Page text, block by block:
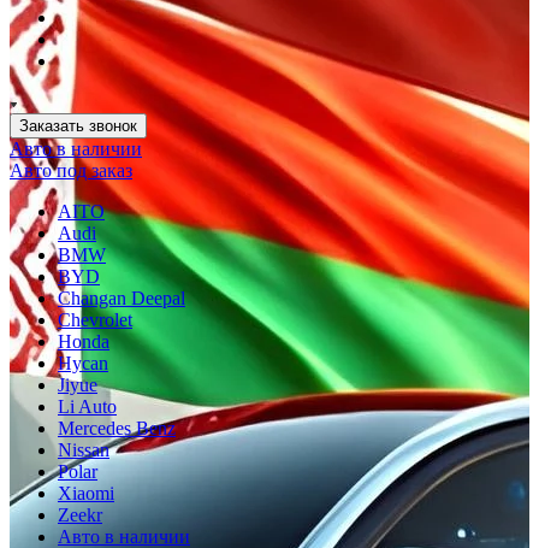
Заказать звонок
Авто в наличии
Авто под заказ
AITO
Audi
BMW
BYD
Changan Deepal
Chevrolet
Honda
Hycan
Jiyue
Li Auto
Mercedes Benz
Nissan
Polar
Xiaomi
Zeekr
Авто в наличии